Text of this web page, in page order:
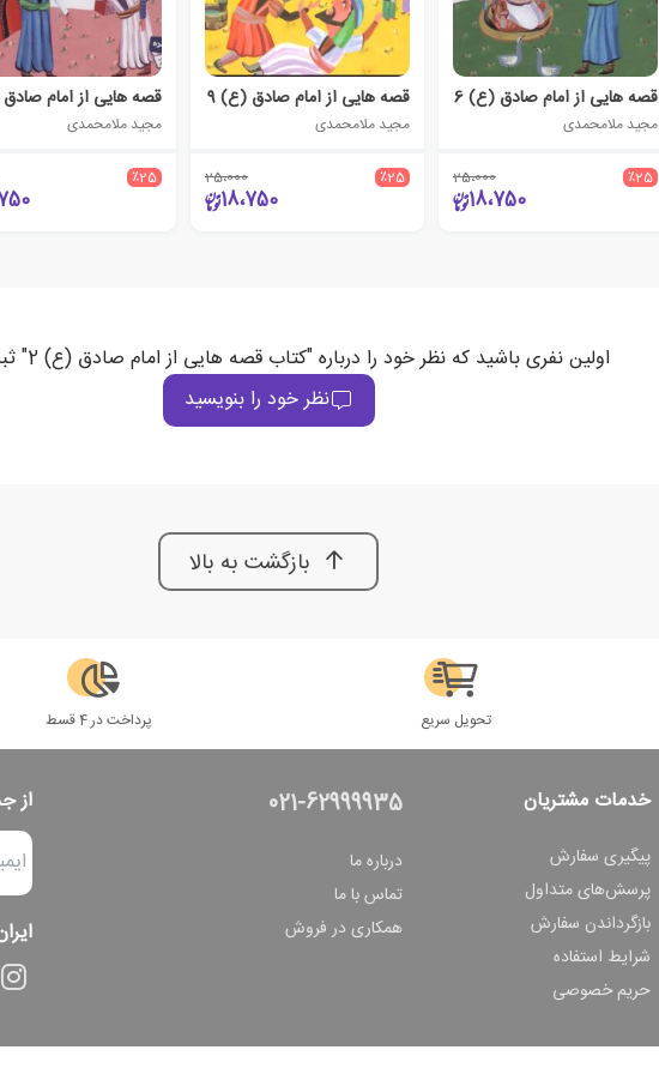
قصه هایی از امام صادق (ع) 6
مجید ملامحمدی
٪25 25،000
18،750
قصه هایی از امام صادق (ع) 9
مجید ملامحمدی
٪25 25،000
18،750
مجید ملامحمدی
٪25
اولین نفری باشید که نظر خود را درباره "کتاب قصه هایی از امام صادق (ع) 2" ثبت می‌کند
نظر خود را بنویسید
بازگشت به بالا
تحویل سریع پرداخت در 4 قسط
خدمات مشتریان
پیگیری سفارش
پرسش‌های متداول
بازگرداندن سفارش
شرایط استفاده
حریم خصوصی
021-62999935
درباره ما
تماس با ما
همکاری در فروش
از